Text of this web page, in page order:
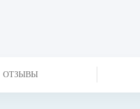
ОТЗЫВЫ